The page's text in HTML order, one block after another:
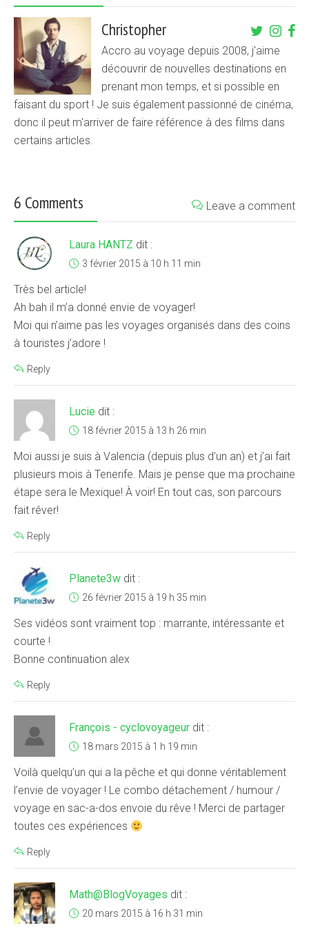
Christopher
Accro au voyage depuis 2008, j'aime
découvrir de nouvelles destinations en
prenant mon temps, et si possible en
faisant du sport ! Je suis également passionné de cinéma,
donc il peut m'arriver de faire référence à des films dans
certains articles.
6 Comments Leave a comment
Laura HANTZ dit :
3 février 2015 à 10 h 11 min
Très bel article!
Ah bah il m’a donné envie de voyager!
Moi qui n’aime pas les voyages organisés dans des coins
à touristes j’adore !
Reply
Lucie dit :
18 février 2015 à 13 h 26 min
Moi aussi je suis à Valencia (depuis plus d’un an) et j’ai fait
plusieurs mois à Tenerife. Mais je pense que ma prochaine
étape sera le Mexique! À voir! En tout cas, son parcours
fait rêver!
Reply
Planete3w dit :
26 février 2015 à 19 h 35 min
Ses vidéos sont vraiment top : marrante, intéressante et
courte !
Bonne continuation alex
Reply
François - cyclovoyageur dit :
18 mars 2015 à 1 h 19 min
Voilà quelqu’un qui a la pêche et qui donne véritablement
l’envie de voyager ! Le combo détachement / humour /
voyage en sac-a-dos envoie du rêve ! Merci de partager
toutes ces expériences
Reply
Math@BlogVoyages dit :
20 mars 2015 à 16 h 31 min